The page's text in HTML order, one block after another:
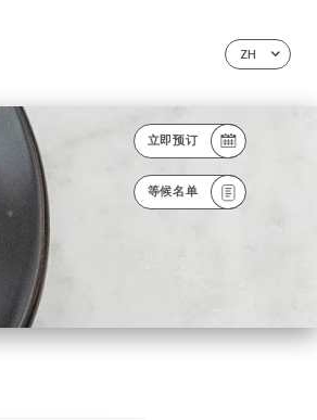
ZH
立即预订
等候名单